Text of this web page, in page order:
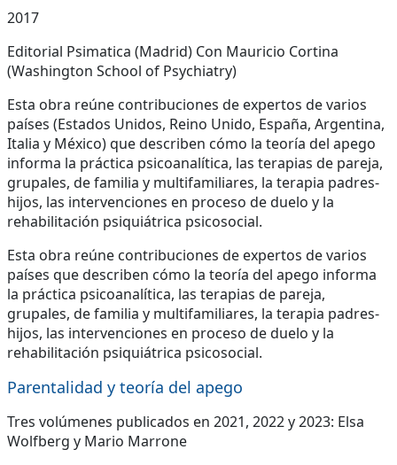
2017
Editorial Psimatica (Madrid) Con Mauricio Cortina
(Washington School of Psychiatry)
Esta obra reúne contribuciones de expertos de varios
países (Estados Unidos, Reino Unido, España, Argentina,
Italia y México) que describen cómo la teoría del apego
informa la práctica psicoanalítica, las terapias de pareja,
grupales, de familia y multifamiliares, la terapia padres-
hijos, las intervenciones en proceso de duelo y la
rehabilitación psiquiátrica psicosocial.
Esta obra reúne contribuciones de expertos de varios
países que describen cómo la teoría del apego informa
la práctica psicoanalítica, las terapias de pareja,
grupales, de familia y multifamiliares, la terapia padres-
hijos, las intervenciones en proceso de duelo y la
rehabilitación psiquiátrica psicosocial.
Parentalidad y teoría del apego
Tres volúmenes publicados en 2021, 2022 y 2023: Elsa
Wolfberg y Mario Marrone